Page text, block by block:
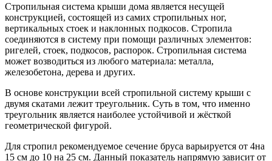
Стропильная система крыши дома является несущей
конструкцией, состоящей из самих стропильных ног,
вертикальных стоек и наклонных подкосов. Стропила
соединяются в систему при помощи различных элементов:
ригелей, стоек, подкосов, распорок. Стропильная система
может возводиться из любого материала: металла,
железобетона, дерева и других.
В основе конструкции всей стропильной систему крыши с
двумя скатами лежит треугольник. Суть в том, что именно
треугольник является наиболее устойчивой и жёсткой
геометрической фигурой.
Для стропил рекомендуемое сечение бруса варьируется от 4на
15 см до 10 на 25 см. Данный показатель напрямую зависит от